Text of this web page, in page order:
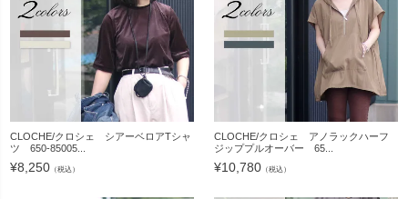
CLOCHE/クロシェ シアーベロアTシャ
ツ 650-85005...
¥8,250 （税込）
CLOCHE/クロシェ アノラックハーフ
ジッププルオーバー 65...
¥10,780 （税込）